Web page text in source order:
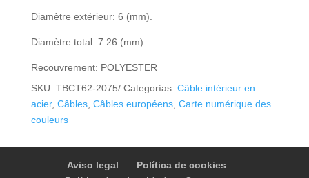
Diamètre extérieur: 6 (mm).
Diamètre total: 7.26 (mm)
Recouvrement: POLYESTER
SKU: TBCT62-2075/ Categorías: Câble intérieur en
acier, Câbles, Câbles européens, Carte numérique des
couleurs
Aviso legal
Política de cookies